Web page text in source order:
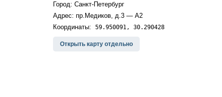
Город: Санкт-Петербург
Адрес: пр.Медиков, д.3 — А2
Координаты: 59.950091, 30.290428
Открыть карту отдельно